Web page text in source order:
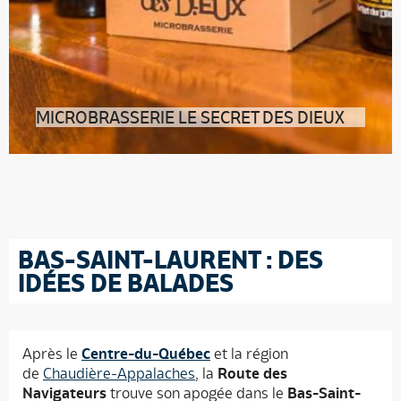
MICROBRASSERIE LE SECRET DES DIEUX
BAS-SAINT-LAURENT : DES
IDÉES DE BALADES
Après le Centre-du-Québec et la région
de Chaudière-Appalaches, la Route des
Navigateurs trouve son apogée dans le Bas-Saint-